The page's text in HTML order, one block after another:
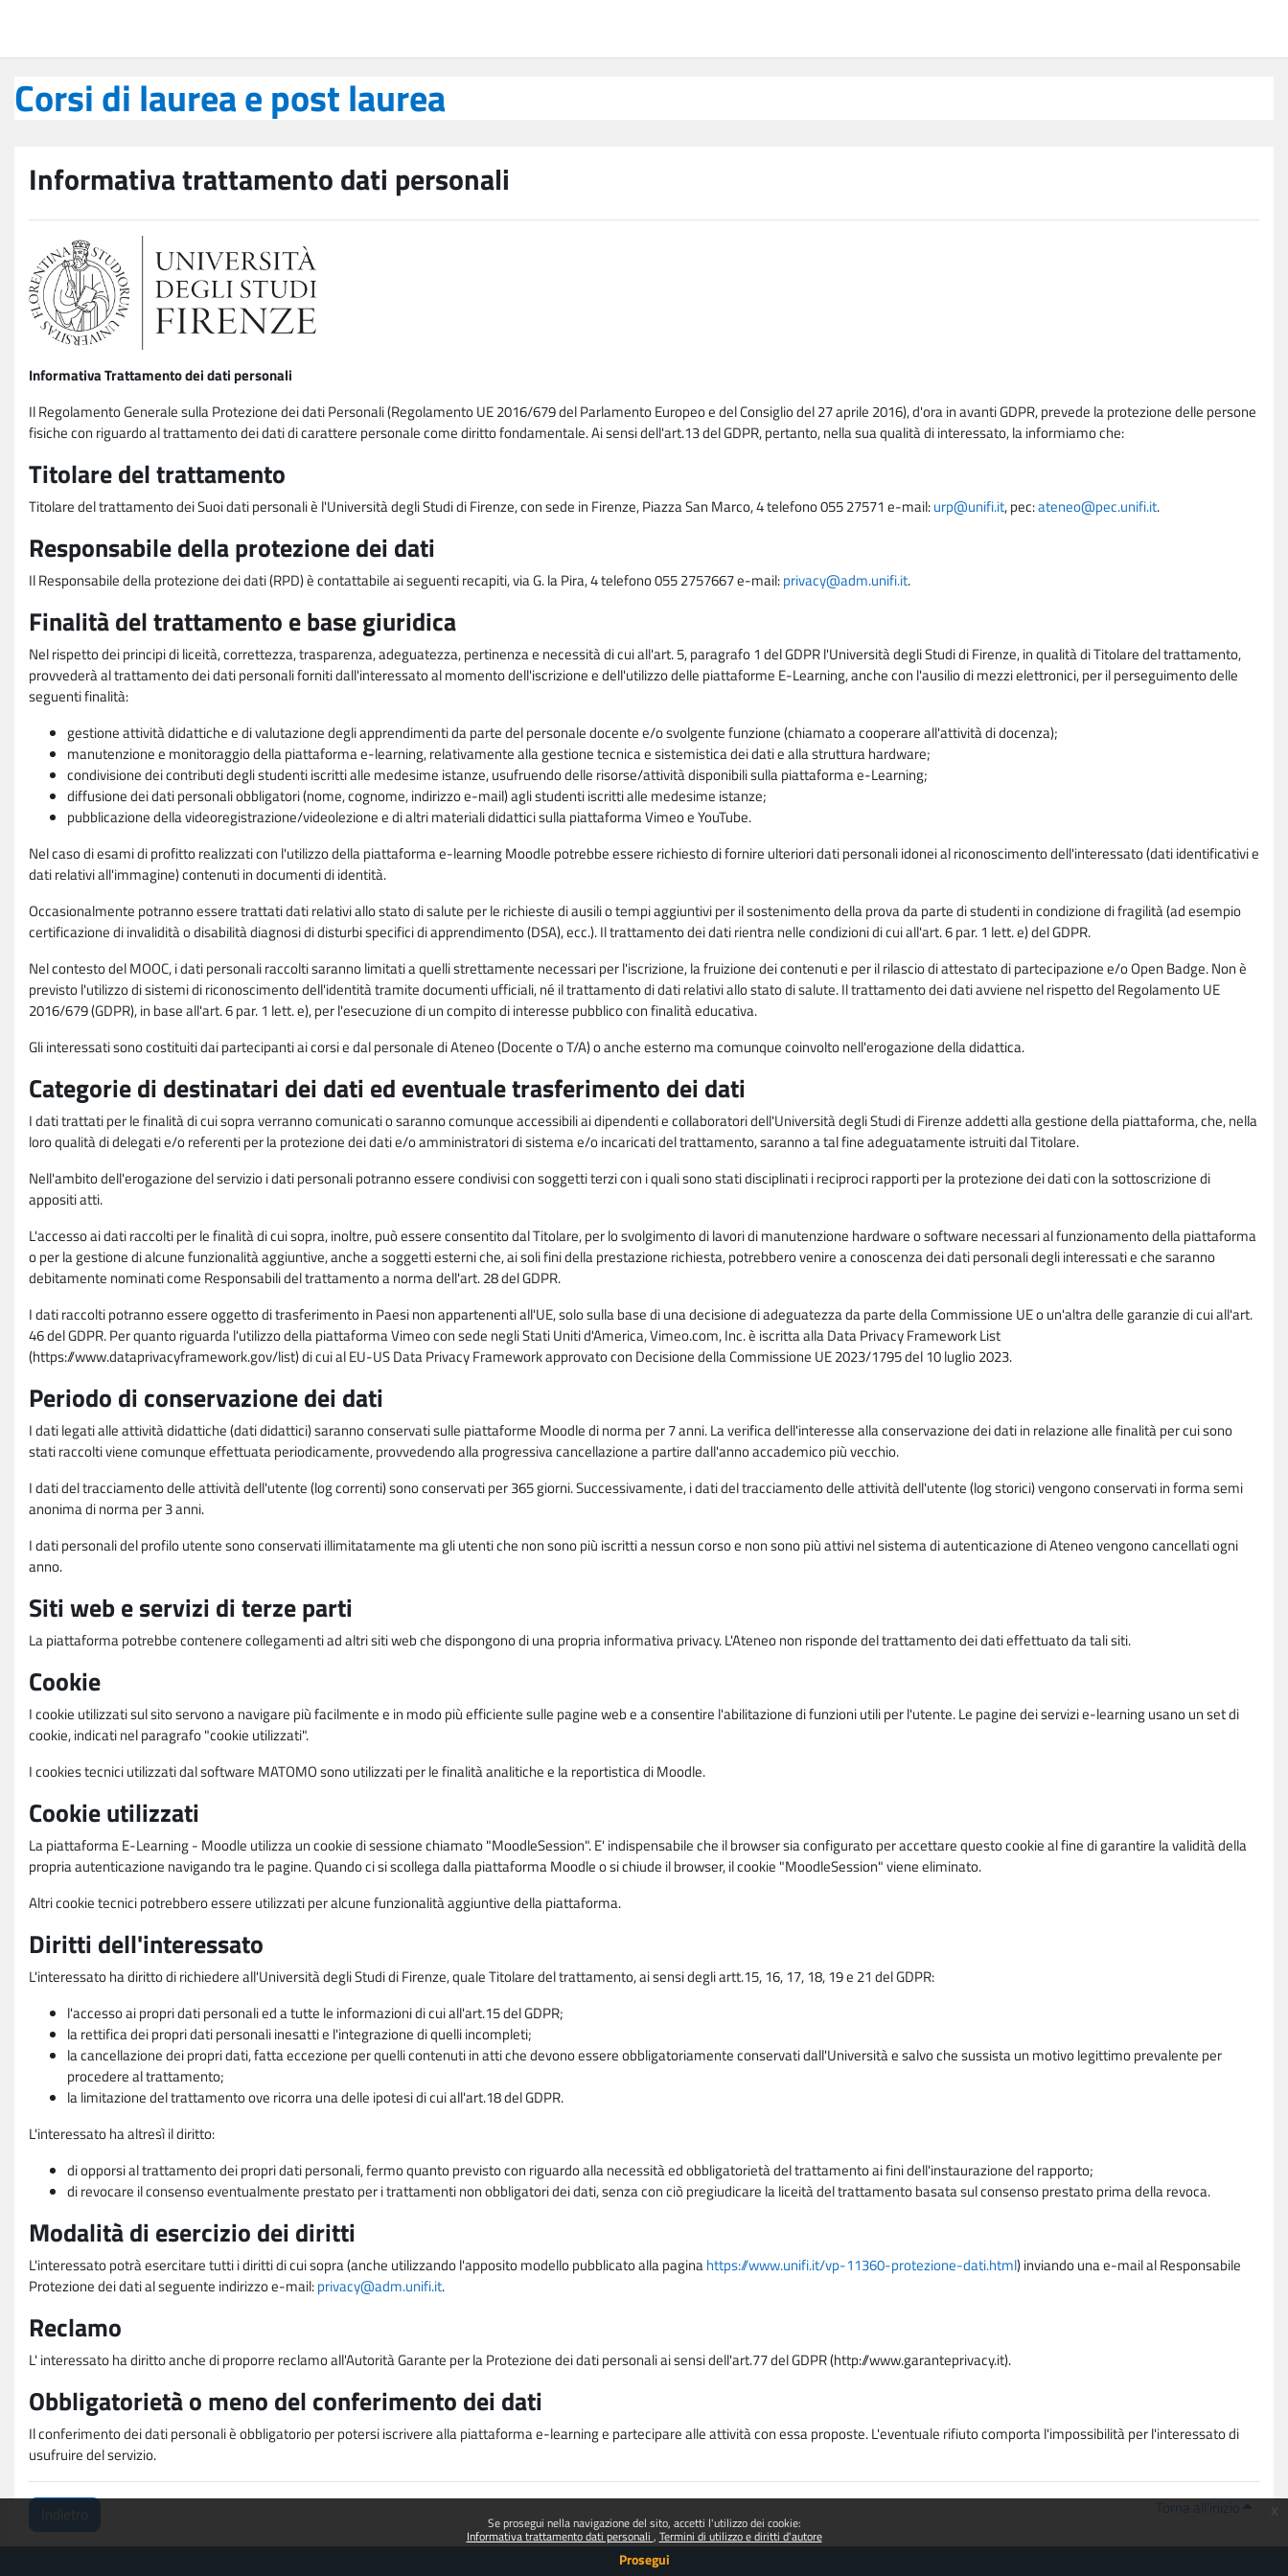
Se prosegui nella navigazione del sito, accetti l'utilizzo dei cookie:
Informativa trattamento dati personali Termini di utilizzo e diritti d'autore
Prosegui
Corsi di laurea e post laurea
Informativa trattamento dati personali
Informativa Trattamento dei dati personali
Il Regolamento Generale sulla Protezione dei dati Personali (Regolamento UE 2016/679 del Parlamento Europeo e del Consiglio del 27 aprile 2016), d'ora in avanti GDPR, prevede la protezione delle persone
fisiche con riguardo al trattamento dei dati di carattere personale come diritto fondamentale. Ai sensi dell'art.13 del GDPR, pertanto, nella sua qualità di interessato, la informiamo che:
Titolare del trattamento
Titolare del trattamento dei Suoi dati personali è l'Università degli Studi di Firenze, con sede in Firenze, Piazza San Marco, 4 telefono 055 27571 e-mail:urp@unifi.it, pec:ateneo@pec.unifi.it.
Responsabile della protezione dei dati
Il Responsabile della protezione dei dati (RPD) è contattabile ai seguenti recapiti, via G. la Pira, 4 telefono 055 2757667 e-mail:privacy@adm.unifi.it.
Finalità del trattamento e base giuridica
Nel rispetto dei principi di liceità, correttezza, trasparenza, adeguatezza, pertinenza e necessità di cui all'art. 5, paragrafo 1 del GDPR l'Università degli Studi di Firenze, in qualità di Titolare del trattamento,
provvederà al trattamento dei dati personali forniti dall'interessato al momento dell'iscrizione e dell'utilizzo delle piattaforme E-Learning, anche con l'ausilio di mezzi elettronici, per il perseguimento delle
seguenti finalità:
gestione attività didattiche e di valutazione degli apprendimenti da parte del personale docente e/o svolgente funzione (chiamato a cooperare all'attività di docenza);
manutenzione e monitoraggio della piattaforma e-learning, relativamente alla gestione tecnica e sistemistica dei dati e alla struttura hardware;
condivisione dei contributi degli studenti iscritti alle medesime istanze, usufruendo delle risorse/attività disponibili sulla piattaforma e-Learning;
diffusione dei dati personali obbligatori (nome, cognome, indirizzo e-mail) agli studenti iscritti alle medesime istanze;
pubblicazione della videoregistrazione/videolezione e di altri materiali didattici sulla piattaforma Vimeo e YouTube.
Nel caso di esami di profitto realizzati con l'utilizzo della piattaforma e-learning Moodle potrebbe essere richiesto di fornire ulteriori dati personali idonei al riconoscimento dell'interessato (dati identificativi e
dati relativi all'immagine) contenuti in documenti di identità.
Occasionalmente potranno essere trattati dati relativi allo stato di salute per le richieste di ausili o tempi aggiuntivi per il sostenimento della prova da parte di studenti in condizione di fragilità (ad esempio
certificazione di invalidità o disabilità diagnosi di disturbi specifici di apprendimento (DSA), ecc.). Il trattamento dei dati rientra nelle condizioni di cui all'art. 6 par. 1 lett. e) del GDPR.
Nel contesto del MOOC, i dati personali raccolti saranno limitati a quelli strettamente necessari per l'iscrizione, la fruizione dei contenuti e per il rilascio di attestato di partecipazione e/o Open Badge. Non è
previsto l'utilizzo di sistemi di riconoscimento dell'identità tramite documenti ufficiali, né il trattamento di dati relativi allo stato di salute. Il trattamento dei dati avviene nel rispetto del Regolamento UE
2016/679 (GDPR), in base all'art. 6 par. 1 lett. e), per l'esecuzione di un compito di interesse pubblico con finalità educativa.
Gli interessati sono costituiti dai partecipanti ai corsi e dal personale di Ateneo (Docente o T/A) o anche esterno ma comunque coinvolto nell'erogazione della didattica.
Categorie di destinatari dei dati ed eventuale trasferimento dei dati
I dati trattati per le finalità di cui sopra verranno comunicati o saranno comunque accessibili ai dipendenti e collaboratori dell'Università degli Studi di Firenze addetti alla gestione della piattaforma, che, nella
loro qualità di delegati e/o referenti per la protezione dei dati e/o amministratori di sistema e/o incaricati del trattamento, saranno a tal fine adeguatamente istruiti dal Titolare.
Nell'ambito dell'erogazione del servizio i dati personali potranno essere condivisi con soggetti terzi con i quali sono stati disciplinati i reciproci rapporti per la protezione dei dati con la sottoscrizione di
appositi atti.
L'accesso ai dati raccolti per le finalità di cui sopra, inoltre, può essere consentito dal Titolare, per lo svolgimento di lavori di manutenzione hardware o software necessari al funzionamento della piattaforma
o per la gestione di alcune funzionalità aggiuntive, anche a soggetti esterni che, ai soli fini della prestazione richiesta, potrebbero venire a conoscenza dei dati personali degli interessati e che saranno
debitamente nominati come Responsabili del trattamento a norma dell'art. 28 del GDPR.
I dati raccolti potranno essere oggetto di trasferimento in Paesi non appartenenti all'UE, solo sulla base di una decisione di adeguatezza da parte della Commissione UE o un'altra delle garanzie di cui all'art.
46 del GDPR. Per quanto riguarda l'utilizzo della piattaforma Vimeo con sede negli Stati Uniti d'America, Vimeo.com, Inc. è iscritta alla Data Privacy Framework List
(https://www.dataprivacyframework.gov/list) di cui al EU-US Data Privacy Framework approvato con Decisione della Commissione UE 2023/1795 del 10 luglio 2023.
Periodo di conservazione dei dati
I dati legati alle attività didattiche (dati didattici) saranno conservati sulle piattaforme Moodle di norma per 7 anni. La verifica dell'interesse alla conservazione dei dati in relazione alle finalità per cui sono
stati raccolti viene comunque effettuata periodicamente, provvedendo alla progressiva cancellazione a partire dall'anno accademico più vecchio.
I dati del tracciamento delle attività dell'utente (log correnti) sono conservati per 365 giorni. Successivamente, i dati del tracciamento delle attività dell'utente (log storici) vengono conservati in forma semi
anonima di norma per 3 anni.
I dati personali del profilo utente sono conservati illimitatamente ma gli utenti che non sono più iscritti a nessun corso e non sono più attivi nel sistema di autenticazione di Ateneo vengono cancellati ogni
anno.
Siti web e servizi di terze parti
La piattaforma potrebbe contenere collegamenti ad altri siti web che dispongono di una propria informativa privacy. L'Ateneo non risponde del trattamento dei dati effettuato da tali siti.
Cookie
I cookie utilizzati sul sito servono a navigare più facilmente e in modo più efficiente sulle pagine web e a consentire l'abilitazione di funzioni utili per l'utente. Le pagine dei servizi e-learning usano un set di
cookie, indicati nel paragrafo "cookie utilizzati".
I cookies tecnici utilizzati dal software MATOMO sono utilizzati per le finalità analitiche e la reportistica di Moodle.
Cookie utilizzati
La piattaforma E-Learning - Moodle utilizza un cookie di sessione chiamato "MoodleSession". E' indispensabile che il browser sia configurato per accettare questo cookie al fine di garantire la validità della
propria autenticazione navigando tra le pagine. Quando ci si scollega dalla piattaforma Moodle o si chiude il browser, il cookie "MoodleSession" viene eliminato.
Altri cookie tecnici potrebbero essere utilizzati per alcune funzionalità aggiuntive della piattaforma.
Diritti dell'interessato
L'interessato ha diritto di richiedere all'Università degli Studi di Firenze, quale Titolare del trattamento, ai sensi degli artt.15, 16, 17, 18, 19 e 21 del GDPR:
l'accesso ai propri dati personali ed a tutte le informazioni di cui all'art.15 del GDPR;
la rettifica dei propri dati personali inesatti e l'integrazione di quelli incompleti;
la cancellazione dei propri dati, fatta eccezione per quelli contenuti in atti che devono essere obbligatoriamente conservati dall'Università e salvo che sussista un motivo legittimo prevalente per
procedere al trattamento;
la limitazione del trattamento ove ricorra una delle ipotesi di cui all'art.18 del GDPR.
L'interessato ha altresì il diritto:
di opporsi al trattamento dei propri dati personali, fermo quanto previsto con riguardo alla necessità ed obbligatorietà del trattamento ai fini dell'instaurazione del rapporto;
di revocare il consenso eventualmente prestato per i trattamenti non obbligatori dei dati, senza con ciò pregiudicare la liceità del trattamento basata sul consenso prestato prima della revoca.
Modalità di esercizio dei diritti
L'interessato potrà esercitare tutti i diritti di cui sopra (anche utilizzando l'apposito modello pubblicato alla paginahttps://www.unifi.it/vp-11360-protezione-dati.html) inviando una e-mail al Responsabile
Protezione dei dati al seguente indirizzo e-mail:privacy@adm.unifi.it.
Reclamo
L' interessato ha diritto anche di proporre reclamo all'Autorità Garante per la Protezione dei dati personali ai sensi dell'art.77 del GDPR (http://www.garanteprivacy.it).
Obbligatorietà o meno del conferimento dei dati
Il conferimento dei dati personali è obbligatorio per potersi iscrivere alla piattaforma e-learning e partecipare alle attività con essa proposte. L'eventuale rifiuto comporta l'impossibilità per l'interessato di
usufruire del servizio.
Indietro Torna all'inizio